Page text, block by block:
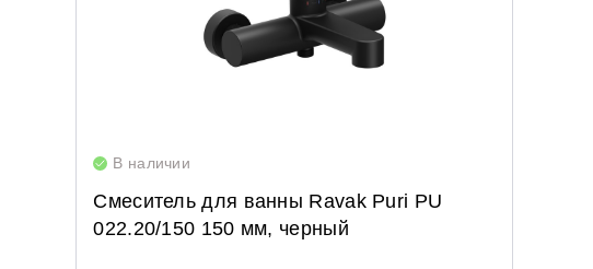
В наличии
Смеситель для ванны Ravak Puri PU
022.20/150 150 мм, черный